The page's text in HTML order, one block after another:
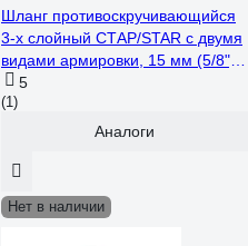
Шланг противоскручивающийся
3-х слойный СТАР/STAR с двумя
видами армировки, 15 мм (5/8"),
50 м, Р=15 бар, пожизненная
гарантия GF 7065
5
(1)
Аналоги
Нет в наличии